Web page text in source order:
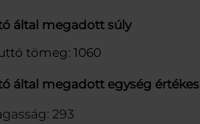
által megadott súly
tömeg: 1060
által megadott egység
293